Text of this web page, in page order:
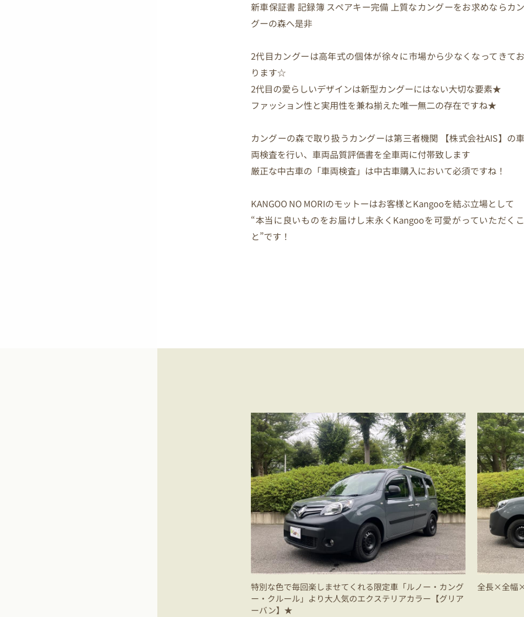
新車保証書 記録簿 スペアキー完備 上質なカングーをお求めならカ
グーの森へ是非
2代目カングーは高年式の個体が徐々に市場から少なくなってきて
ります☆
2代目の愛らしいデザインは新型カングーにはない大切な要素★
ファッション性と実用性を兼ね揃えた唯一無二の存在ですね★
カングーの森で取り扱うカングーは第三者機関 【株式会社AIS】の
両検査を行い、車両品質評価書を全車両に付帯致します
厳正な中古車の「車両検査」は中古車購入において必須ですね！
KANGOO NO MORIのモットーはお客様とKangooを結ぶ立場として
“本当に良いものをお届けし末永くKangooを可愛がっていただくこ
と”です！
特別な色で毎回楽しませてくれる限定車「ルノー・カング
ー・クルール」より大人気のエクステリアカラー【グリア
ーバン】★
全長×全幅